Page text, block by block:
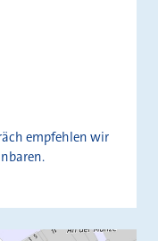
empfehlen wir